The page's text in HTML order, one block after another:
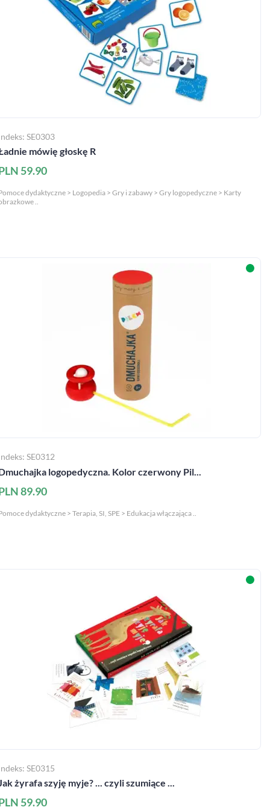
SE0303
mówię głoskę R
59.90
dydaktyczne > Logopedia > Gry i zabawy > Gry logopedyczne > Karty
..
SE0312
logopedyczna. Kolor czerwony Pil...
89.90
dydaktyczne > Terapia, SI, SPE > Edukacja włączająca ..
SE0315
żyrafa szyję myje? ... czyli szumiące ...
59.90